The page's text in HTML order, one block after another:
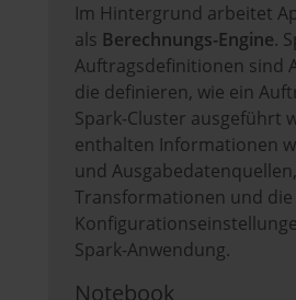
Im Hintergrund arbeitet
als Berechnungs-Engine.
Auftragsdefinitionen sind
die definieren, wie ein
Spark-Cluster ausgeführt
enthalten Informationen
und
Transformationen und die
Spark-Anwendung.
Notebook